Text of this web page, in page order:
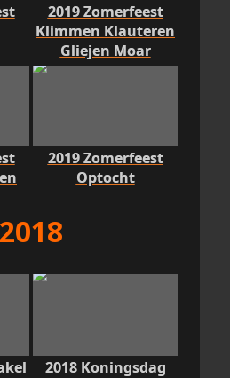
2019 Zomerfeest
Klimmen Klauteren
Gliejen Moar
2019 Zomerfeest
Optocht
2018
2018 Koningsdag